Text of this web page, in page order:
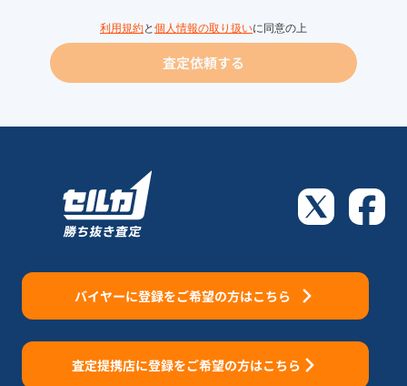
利用規約と 個人情報の取り扱いに同意の上
査定依頼する
バイヤーに登録をご希望の方はこちら
査定提携店に登録をご希望の方はこちら